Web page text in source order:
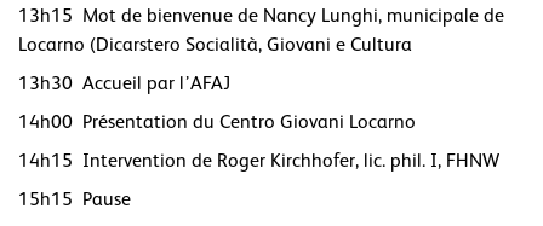
13h15 Mot de bienvenue de Nancy Lunghi, municipale de
Locarno (Dicarstero Socialità, Giovani e Cultura
13h30 Accueil par l’AFAJ
14h00 Présentation du Centro Giovani Locarno
14h15 Intervention de Roger Kirchhofer, lic. phil. I, FHNW
15h15 Pause